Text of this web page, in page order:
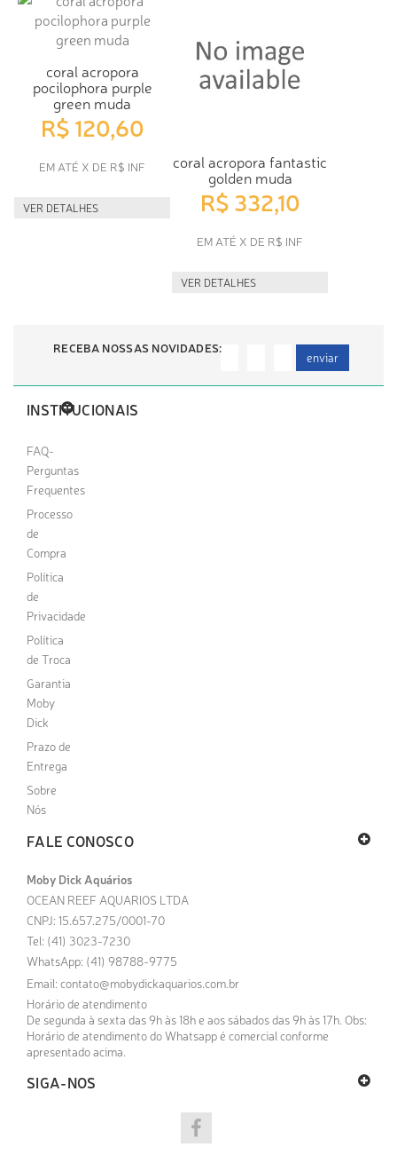
coral acropora
pocilophora purple
green muda
R$ 120,60
EM ATÉ X DE R$ INF
VER DETALHES
coral acropora fantastic
golden muda
R$ 332,10
EM ATÉ X DE R$ INF
VER DETALHES
RECEBA NOSSAS NOVIDADES:
enviar
INSTITUCIONAIS
FAQ-
Perguntas
Frequentes
Processo
de
Compra
Política
de
Privacidade
Política
de Troca
Garantia
Moby
Dick
Prazo de
Entrega
Sobre
Nós
FALE CONOSCO
Moby Dick Aquários
OCEAN REEF AQUARIOS LTDA
CNPJ: 15.657.275/0001-70
Tel: (41) 3023-7230
WhatsApp: (41) 98788-9775
Email: contato@mobydickaquarios.com.br
Horário de atendimento
De segunda à sexta das 9h às 18h e aos sábados das 9h às 17h. Obs:
Horário de atendimento do Whatsapp é comercial conforme
apresentado acima.
SIGA-NOS